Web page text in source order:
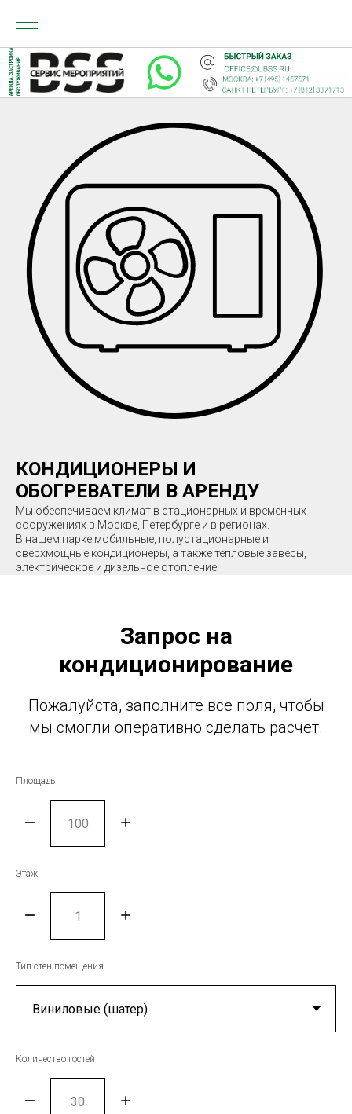
КОНДИЦИОНЕРЫ И
ОБОГРЕВАТЕЛИ В АРЕНДУ
Мы обеспечиваем климат в стационарных и временных
сооружениях в Москве, Петербурге и в регионах.
В нашем парке мобильные, полустационарные и
сверхмощные кондиционеры, а также тепловые завесы,
электрическое и дизельное отопление
Запрос на
кондиционирование
Пожалуйста, заполните все поля, чтобы
мы смогли оперативно сделать расчет.
Площадь
Этаж
Тип стен помещения
Количество гостей